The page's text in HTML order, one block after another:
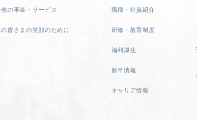
他の事業・サービス
皆さまの笑顔のために
職種・社員紹介
研修・教育制度
福利厚生
新卒情報
キャリア情報